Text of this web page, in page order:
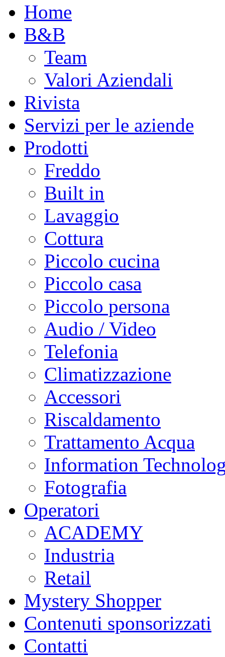
Home
B&B
Team
Valori Aziendali
Rivista
Servizi per le aziende
Prodotti
Freddo
Built in
Lavaggio
Cottura
Piccolo cucina
Piccolo casa
Piccolo persona
Audio / Video
Telefonia
Climatizzazione
Accessori
Riscaldamento
Trattamento Acqua
Information
Fotografia
Operatori
ACADEMY
Industria
Retail
Mystery Shopper
Contenuti sponsorizzati
Contatti